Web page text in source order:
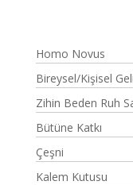
Homo Novus
Bireysel/Kişisel
Zihin Beden Ruh
Bütüne Katkı
Çeşni
Kalem Kutusu